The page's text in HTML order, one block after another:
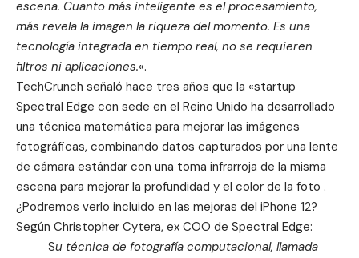
escena. Cuanto más inteligente es el procesamiento,
más revela la imagen la riqueza del momento. Es una
tecnología integrada en tiempo real, no se requieren
filtros ni aplicaciones.«.
TechCrunch señaló hace tres años que la «startup
Spectral Edge con sede en el Reino Unido ha desarrollado
una técnica matemática para mejorar las imágenes
fotográficas, combinando datos capturados por una lente
de cámara estándar con una toma infrarroja de la misma
escena para mejorar la profundidad y el color de la foto .
¿Podremos verlo incluido en las mejoras del iPhone 12?
Según Christopher Cytera, ex COO de Spectral Edge:
Su técnica de fotografía computacional, llamada